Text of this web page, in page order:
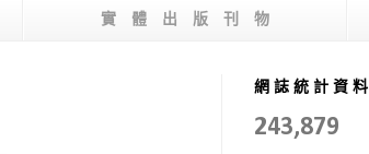
實 體 出 版 刊 物
網 誌 統 計 資 料
243,879